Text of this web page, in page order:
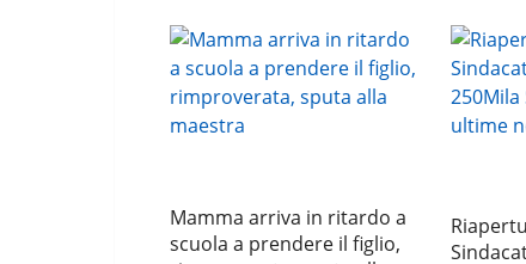
Mamma arriva in ritardo a
scuola a prendere il figlio,